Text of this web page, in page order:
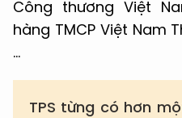
Công thương Việt
hàng TMCP Việt Nam
…
TPS từng có hơn